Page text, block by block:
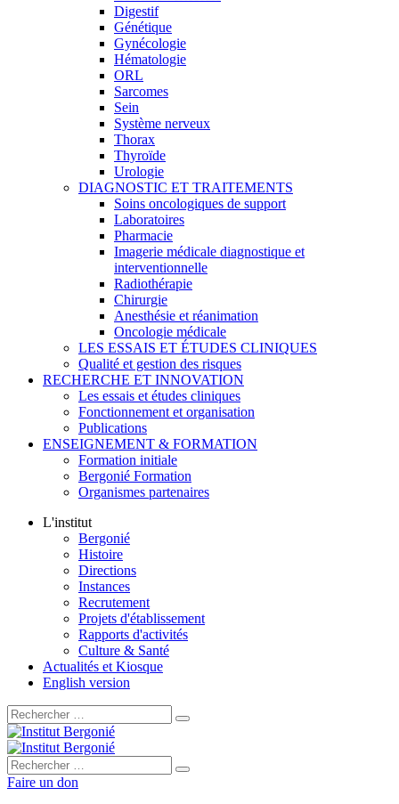
Digestif
Génétique
Gynécologie
Hématologie
ORL
Sarcomes
Sein
Système nerveux
Thorax
Thyroïde
Urologie
DIAGNOSTIC ET TRAITEMENTS
Soins oncologiques de support
Laboratoires
Pharmacie
Imagerie médicale diagnostique et
interventionnelle
Radiothérapie
Chirurgie
Anesthésie et réanimation
Oncologie médicale
LES ESSAIS ET ÉTUDES CLINIQUES
Qualité et gestion des risques
RECHERCHE ET INNOVATION
Les essais et études cliniques
Fonctionnement et organisation
Publications
ENSEIGNEMENT & FORMATION
Formation initiale
Bergonié Formation
Organismes partenaires
L'institut
Bergonié
Histoire
Directions
Instances
Recrutement
Projets d'établissement
Rapports d'activités
Culture & Santé
Actualités et Kiosque
English version
Rechercher :
Rechercher :
Faire un don